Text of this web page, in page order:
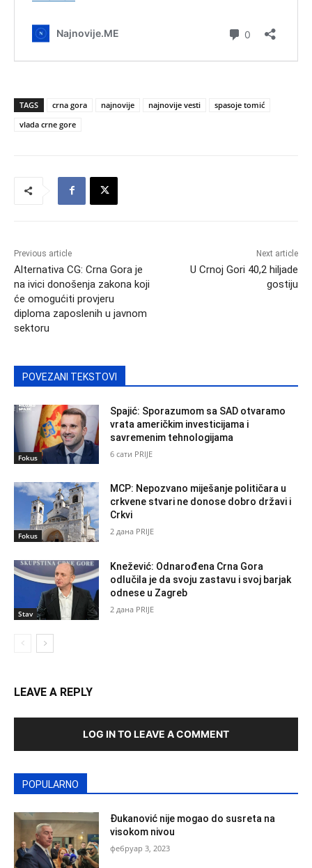
TAGS crna gora najnovije najnovije vesti
spasoje tomić
vlada crne gore
Previous article
Alternativa CG: Crna Gora je
na ivici donošenja zakona koji
će omogućiti provjeru
diploma zaposlenih u javnom
sektoru
Next article
U Crnoj Gori 40,2 hiljade
gostiju
POVEZANI TEKSTOVI
Fokus
Spajić: Sporazumom sa SAD otvaramo
vrata američkim investicijama i
savremenim tehnologijama
6 сати PRIJE
Fokus
MCP: Nepozvano miješanje političara u
crkvene stvari ne donose dobro državi i
Crkvi
2 дана PRIJE
Stav
Knežević: Odnarođena Crna Gora
odlučila je da svoju zastavu i svoj barjak
odnese u Zagreb
2 дана PRIJE
LEAVE A REPLY
LOG IN TO LEAVE A COMMENT
POPULARNO
Đukanović nije mogao do susreta na
visokom nivou
фебруар 3, 2023